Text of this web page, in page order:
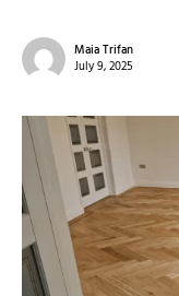
Maia Trifan
July 9, 2025